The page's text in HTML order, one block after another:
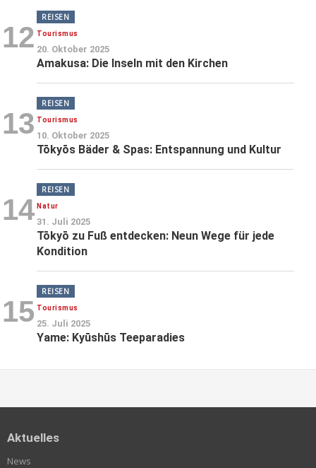
12
REISEN
Tourismus
20. Oktober 2025
Amakusa: Die Inseln mit den Kirchen
13
REISEN
Tourismus
10. Oktober 2025
Tōkyōs Bäder & Spas: Entspannung und Kultur
14
REISEN
Natur
31. Juli 2025
Tōkyō zu Fuß entdecken: Neun Wege für jede
Kondition
15
REISEN
Tourismus
25. Juli 2025
Yame: Kyūshūs Teeparadies
Aktuelles
News